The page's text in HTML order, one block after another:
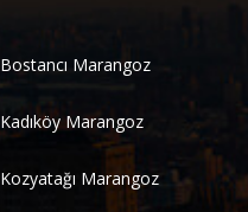
Bostancı Marangoz
Kadıköy Marangoz
Kozyatağı Marangoz